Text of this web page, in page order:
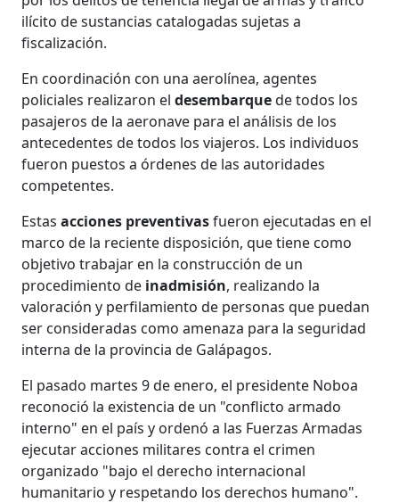
ilícito de sustancias catalogadas sujetas a
fiscalización.
En coordinación con una aerolínea, agentes
policiales realizaron eldesembarquede todos los
pasajeros de la aeronave para el análisis de los
antecedentes de todos los viajeros. Los individuos
fueron puestos a órdenes de las autoridades
competentes.
Estasacciones preventivasfueron ejecutadas en el
marco de la reciente disposición, que tiene como
objetivo trabajar en la construcción de un
procedimiento de inadmisión, realizando la
valoración y perfilamiento de personas que puedan
ser consideradas como amenaza para la seguridad
interna de la provincia de Galápagos.
El pasado martes 9 de enero, el presidente Noboa
reconoció la existencia de un "conflicto armado
interno" en el país y ordenó a las Fuerzas Armadas
ejecutar acciones militares contra el crimen
organizado "bajo el derecho internacional
humanitario y respetando los derechos humano".